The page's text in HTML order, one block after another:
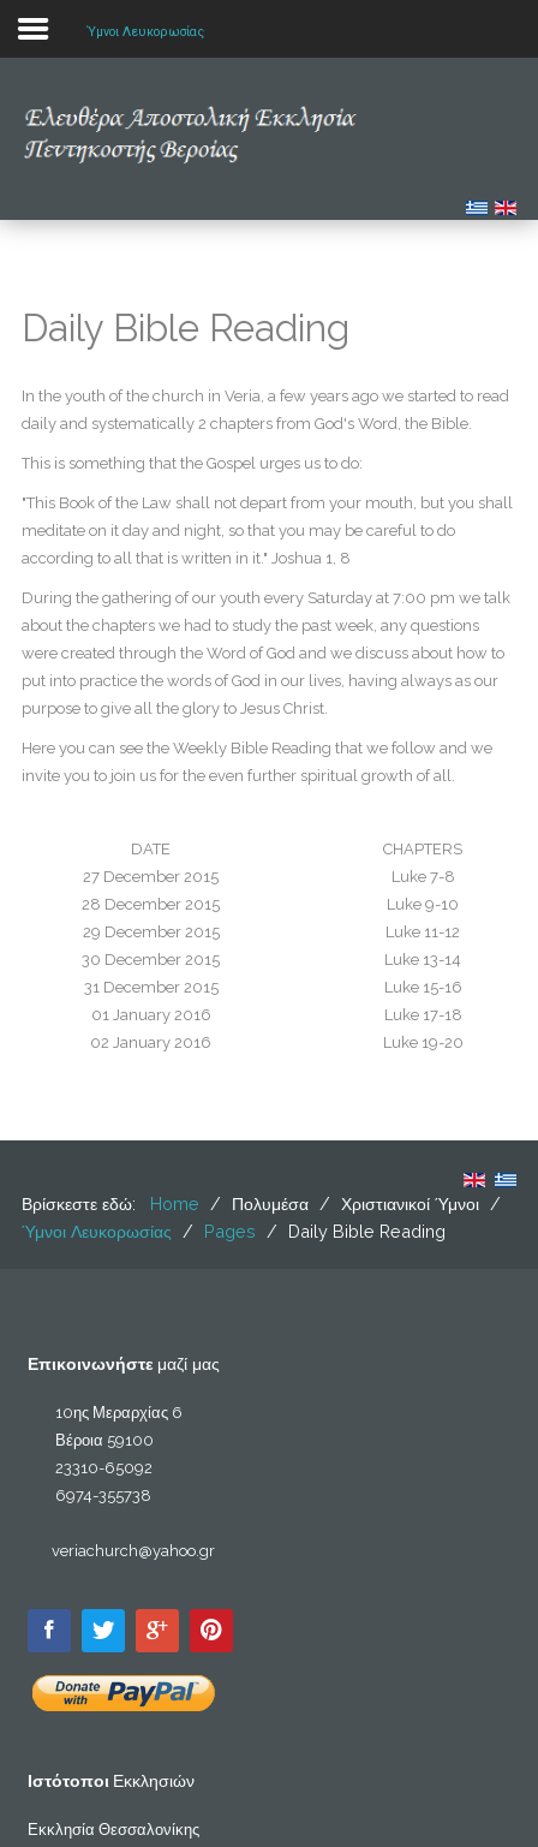
Αρχική
Μελετώντας την Αγία Γραφή
Ύμνοι Λευκορωσίας
Daily Bible Reading
In the youth of the church in Veria, a few years ago we started to read
daily and systematically 2 chapters from God's Word, the Bible.
This is something that the Gospel urges us to do:
"This Book of the Law shall not depart from your mouth, but you shall
meditate on it day and night, so that you may be careful to do
according to all that is written in it." Joshua 1, 8
During the gathering of our youth every Saturday at 7:00 pm we talk
about the chapters we had to study the past week, any questions
were created through the Word of God and we discuss about how to
put into practice the words of God in our lives, having always as our
purpose to give all the glory to Jesus Christ.
Here you can see the Weekly Bible Reading that we follow and we
invite you to join us for the even further spiritual growth of all.
DATE
CHAPTERS
27 December 2015
Luke 7-8
28 December 2015
Luke 9-10
29 December 2015
Luke 11-12
30 December 2015
Luke 13-14
31 December 2015
Luke 15-16
01 January 2016
Luke 17-18
02 January 2016
Luke 19-20
Βρίσκεστε εδώ: Home / Πολυμέσα / Χριστιανικοί Ύμνοι /
Ύμνοι Λευκορωσίας / Pages / Daily Bible Reading
Επικοινωνήστε μαζί μας
10ης Μεραρχίας 6
Βέροια 59100
23310-65092
6974-355738
veriachurch@yahoo.gr
Ιστότοποι Εκκλησιών
Εκκλησία Θεσσαλονίκης